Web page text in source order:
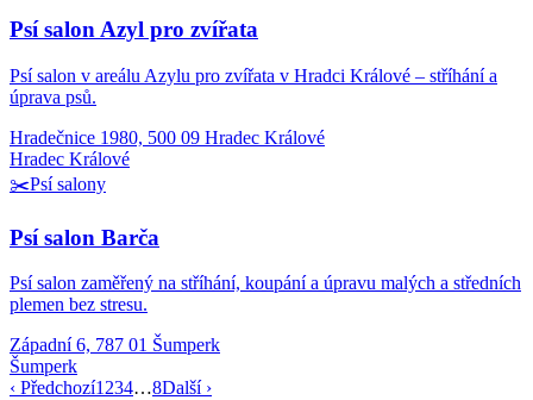
Psí salon Azyl pro zvířata
Psí salon v areálu Azylu pro zvířata v Hradci Králové – stříhání a
úprava psů.
Hradečnice 1980, 500 09 Hradec Králové
Hradec Králové
✂️Psí salony
Psí salon Barča
Psí salon zaměřený na stříhání, koupání a úpravu malých a středních
plemen bez stresu.
Západní 6, 787 01 Šumperk
Šumperk
‹ Předchozí1 234…8Další ›